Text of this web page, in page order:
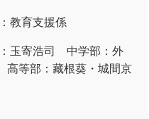
教育支援係
玉寄浩司 中学部：外
等部：藏根葵・城間京